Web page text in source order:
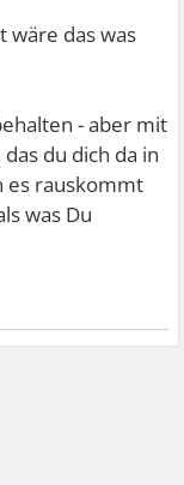
wäre das was
- aber mit
du dich da in
es rauskommt
was Du